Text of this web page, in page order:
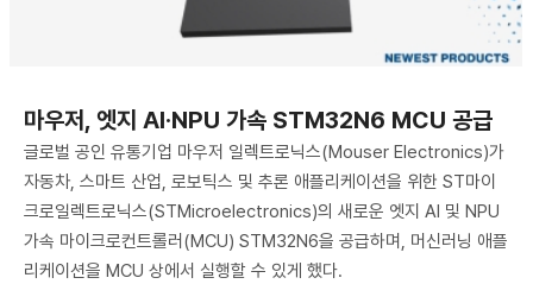
마우저, 엣지 AI·NPU 가속 STM32N6 MCU 공급
글로벌 공인 유통기업 마우저 일렉트로닉스(Mouser Electronics)가
자동차, 스마트 산업, 로보틱스 및 추론 애플리케이션을 위한 ST마이
크로일렉트로닉스(STMicroelectronics)의 새로운 엣지 AI 및 NPU
가속 마이크로컨트롤러(MCU) STM32N6을 공급하며, 머신러닝 애플
리케이션을 MCU 상에서 실행할 수 있게 했다.